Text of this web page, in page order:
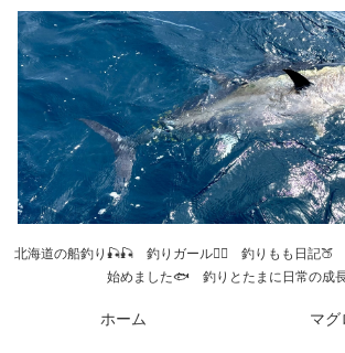
北海道の船釣り🎣🎣 釣りガール💁‍♀️ 釣りもも日記🍑
始めました🐟 釣りとたまに日常の成
ホーム マ